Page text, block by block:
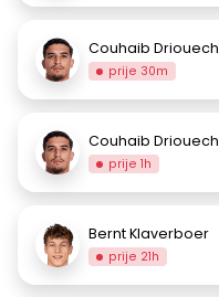
Couhaib Driouech
prije 30m
Couhaib Driouech
prije 1h
Bernt Klaverboer
prije 21h